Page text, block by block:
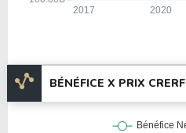
BÉNÉFICE X PRIX CRERF